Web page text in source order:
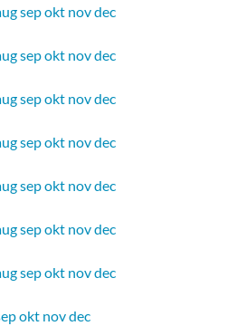
sepokt novdec
sepokt novdec
sepokt novdec
sepokt novdec
sepokt novdec
sepokt novdec
sepokt novdec
okt novdec